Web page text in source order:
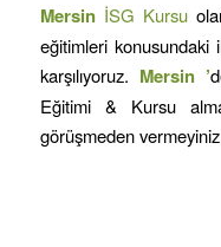
Mersin İSG Kursu
eğitimleri konusundaki
karşılıyoruz. Mersin ’
Eğitimi & Kursu
görüşmeden